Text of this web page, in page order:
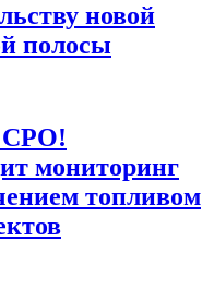
новой
полосы
СРО!
мониторинг
топливом